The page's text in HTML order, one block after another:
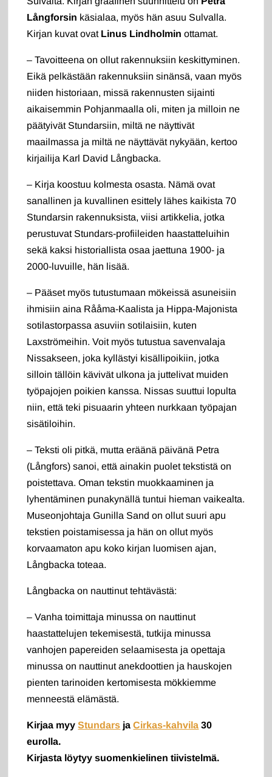
Långforsin käsialaa, myös hän asuu Sulvalla.
Kirjan kuvat ovat Linus Lindholmin ottamat.
– Tavoitteena on ollut rakennuksiin keskittyminen.
Eikä pelkästään rakennuksiin sinänsä, vaan myös
niiden historiaan, missä rakennusten sijainti
aikaisemmin Pohjanmaalla oli, miten ja milloin ne
päätyivät Stundarsiin, miltä ne näyttivät
maailmassa ja miltä ne näyttävät nykyään, kertoo
kirjailija Karl David Långbacka.
– Kirja koostuu kolmesta osasta. Nämä ovat
sanallinen ja kuvallinen esittely lähes kaikista 70
Stundarsin rakennuksista, viisi artikkelia, jotka
perustuvat Stundars-profiileiden haastatteluihin
sekä kaksi historiallista osaa jaettuna 1900- ja
2000-luvuille, hän lisää.
– Pääset myös tutustumaan mökeissä asuneisiin
ihmisiin aina Rååma-Kaalista ja Hippa-Majonista
sotilastorpassa asuviin sotilaisiin, kuten
Laxströmeihin. Voit myös tutustua savenvalaja
Nissakseen, joka kyllästyi kisällipoikiin, jotka
silloin tällöin kävivät ulkona ja juttelivat muiden
työpajojen poikien kanssa. Nissas suuttui lopulta
niin, että teki pisuaarin yhteen nurkkaan työpajan
sisätiloihin.
– Teksti oli pitkä, mutta eräänä päivänä Petra
(Långfors) sanoi, että ainakin puolet tekstistä on
poistettava. Oman tekstin muokkaaminen ja
lyhentäminen punakynällä tuntui hieman vaikealta.
Museonjohtaja Gunilla Sand on ollut suuri apu
tekstien poistamisessa ja hän on ollut myös
korvaamaton apu koko kirjan luomisen ajan,
Långbacka toteaa.
Långbacka on nauttinut tehtävästä:
– Vanha toimittaja minussa on nauttinut
haastattelujen tekemisestä, tutkija minussa
vanhojen papereiden selaamisesta ja opettaja
minussa on nauttinut anekdoottien ja hauskojen
pienten tarinoiden kertomisesta mökkiemme
menneestä elämästä.
Kirjaa myyStundars jaCirkas-kahvila 30
eurolla.
Kirjasta löytyy suomenkielinen tiivistelmä.